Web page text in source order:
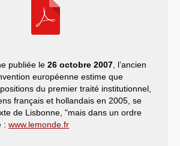
publiée le 26 octobre 2007 , l’ancien
européenne estime que
du premier traité institutionnel,
français et hollandais en 2005, se
de Lisbonne, "mais dans un ordre
: www.lemonde.fr